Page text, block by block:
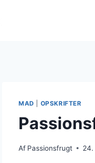
MAD OPSKRIFTER
Af Passionsfrugt